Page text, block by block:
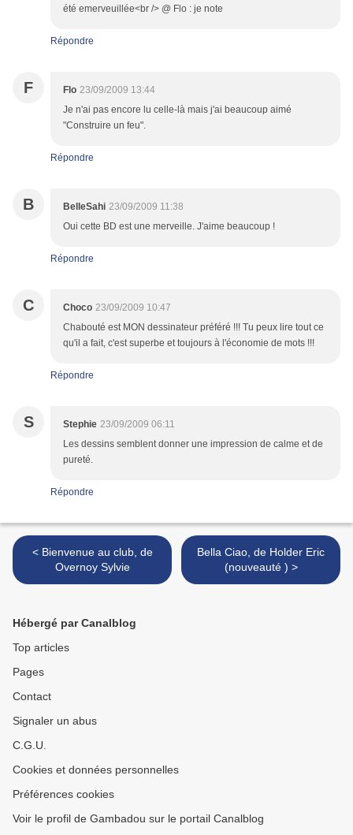
été emerveuillée<br /> @ Flo : je note
Répondre
F Flo 23/09/2009 13:44
Je n'ai pas encore lu celle-là mais j'ai beaucoup aimé
"Construire un feu".
Répondre
B BelleSahi 23/09/2009 11:38
Oui cette BD est une merveille. J'aime beaucoup !
Répondre
C Choco 23/09/2009 10:47
Chabouté est MON dessinateur préféré !!! Tu peux lire tout ce
qu'il a fait, c'est superbe et toujours à l'économie de mots !!!
Répondre
S Stephie 23/09/2009 06:11
Les dessins semblent donner une impression de calme et de
pureté.
Répondre
< Bienvenue au club, de
Overnoy Sylvie
Bella Ciao, de Holder Eric
(nouveauté ) >
Hébergé par Canalblog
Top articles
Pages
Contact
Signaler un abus
C.G.U.
Cookies et données personnelles
Préférences cookies
Voir le profil de Gambadou sur le portail Canalblog